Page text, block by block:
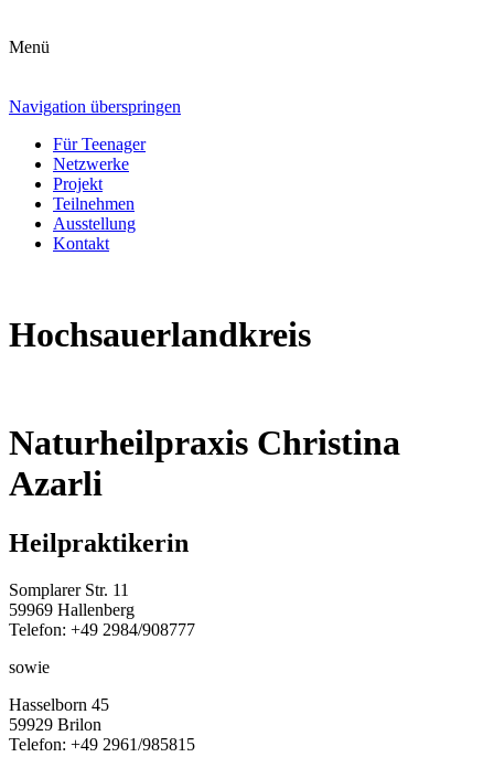
Menü
Navigation überspringen
Für Teenager
Netzwerke
Projekt
Teilnehmen
Ausstellung
Kontakt
Hochsauerlandkreis
Naturheilpraxis Christina
Azarli
Heilpraktikerin
Somplarer Str. 11
59969 Hallenberg
Telefon: +49 2984/908777
sowie
Hasselborn 45
59929 Brilon
Telefon: +49 2961/985815